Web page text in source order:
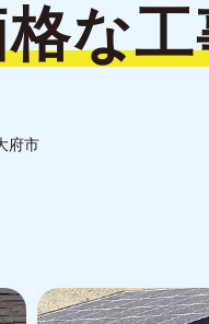
な
府市